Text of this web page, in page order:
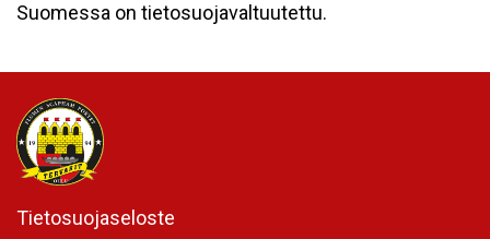
Suomessa on tietosuojavaltuutettu.
Tietosuojaseloste